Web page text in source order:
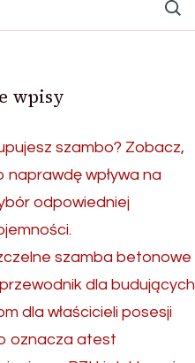
wpisy
szambo? Zobacz,
naprawdę wpływa na
odpowiedniej
szamba betonowe
dla budujących
dla właścicieli posesji
oznacza atest